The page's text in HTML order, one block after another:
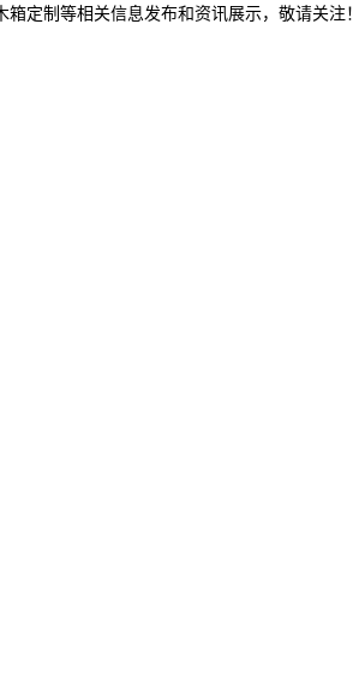
定制等相关信息发布和资讯展示，敬请关注！